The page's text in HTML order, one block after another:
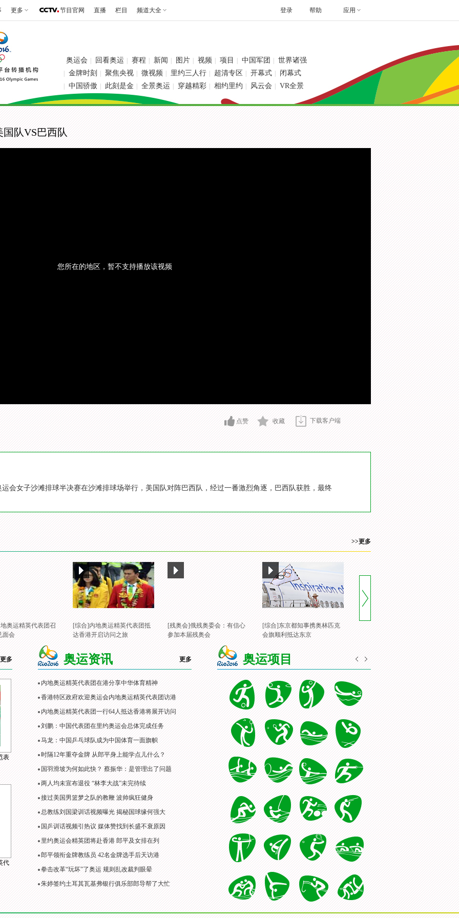
更多 节目官网 直播 栏目 频道大全 帮助 应用
登录
奥运会 回看奥运 赛程 新闻 图片 视频 项目 中国军团 世界诸强
金牌时刻 聚焦央视 微视频 里约三人行 超清专区 开幕式 闭幕式
中国骄傲 此刻是金 全景奥运 穿越精彩 相约里约 风云会 VR全景
队VS巴西队
您所在的地区，暂不支持播放该视频
点赞 收藏 下载客户端
运会女子沙滩排球半决赛在沙滩排球场举行，美国队对阵巴西队，经过一番激烈角逐，巴西队获胜，最终
>>更多
奥运精英代表团召
面会
[综合]内地奥运精英代表团抵
达香港开启访问之旅
[残奥会]俄残奥委会：有信心
参加本届残奥会
[综合]东京都知事携奥林匹克
会旗顺利抵达东京
更多
表
代
奥运资讯 更多
内地奥运精英代表团在港分享中华体育精神
香港特区政府欢迎奥运会内地奥运精英代表团访港
内地奥运精英代表团一行64人抵达香港将展开访问
刘鹏：中国代表团在里约奥运会总体完成任务
马龙：中国乒乓球队成为中国体育一面旗帜
时隔12年重夺金牌 从郎平身上能学点儿什么？
国羽滑坡为何如此快？ 蔡振华：是管理出了问题
两人均未宣布退役 “林李大战”未完待续
接过美国男篮梦之队的教鞭 波帅疯狂健身
总教练刘国梁训话视频曝光 揭秘国球缘何强大
国乒训话视频引热议 媒体赞找到长盛不衰原因
里约奥运会精英团将赴香港 郎平及女排在列
郎平领衔金牌教练员 42名金牌选手后天访港
拳击改革“玩坏”了奥运 规则乱改裁判眼晕
朱婷签约土耳其瓦基弗银行俱乐部郎导帮了大忙
奥运项目